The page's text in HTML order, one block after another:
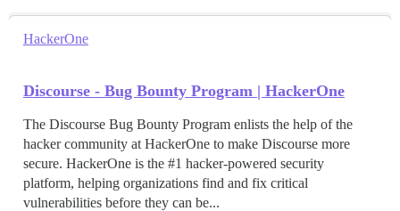
HackerOne
Discourse - Bug Bounty Program | HackerOne
The Discourse Bug Bounty Program enlists the help of the
hacker community at HackerOne to make Discourse more
secure. HackerOne is the #1 hacker-powered security
platform, helping organizations find and fix critical
vulnerabilities before they can be...